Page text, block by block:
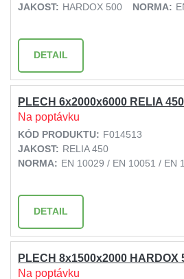
JAKOST: HARDOX 500 NORMA:
DETAIL
PLECH 6x2000x6000 RELIA
Na poptávku
KÓD PRODUKTU: F014513
JAKOST: RELIA 450
NORMA: EN 10029 / EN 10051 / EN
DETAIL
PLECH 8x1500x2000 HARDOX
Na poptávku